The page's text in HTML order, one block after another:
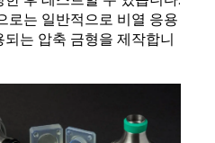
로는 일반적으로 비열 응용
되는 압축 금형을 제작합니